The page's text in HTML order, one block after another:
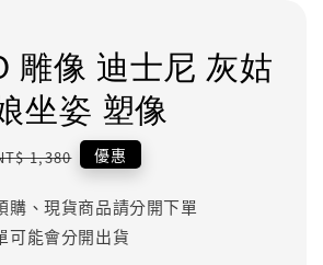
雕像 迪士尼 灰姑
坐姿 塑像
1,380 優惠
購、現貨商品請分開下單
可能會分開出貨